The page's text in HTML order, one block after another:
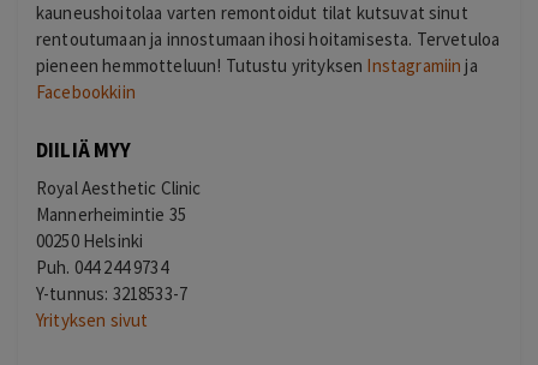
kauneushoitolaa varten remontoidut tilat kutsuvat sinut
rentoutumaan ja innostumaan ihosi hoitamisesta. Tervetuloa
pieneen hemmotteluun! Tutustu yrityksen Instagramiin ja
Facebookkiin
DIILIÄ MYY
Royal Aesthetic Clinic
Mannerheimintie 35
00250 Helsinki
Puh. 044 244 9734
Y-tunnus: 3218533-7
Yrityksen sivut